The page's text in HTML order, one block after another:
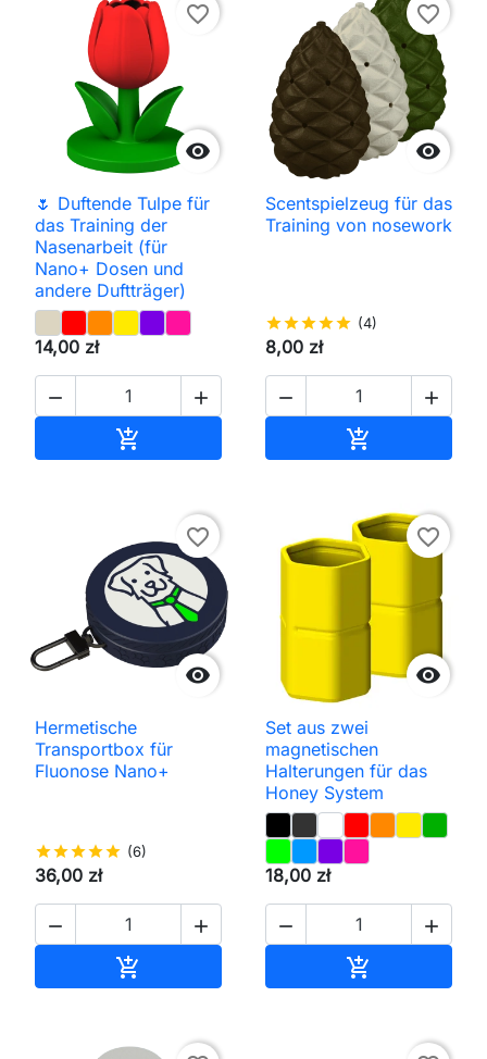

favorite_border
🌷 Duftende Tulpe für
das Training der
Nasenarbeit (für
Nano+ Dosen und
andere Duftträger)
14,00 zł
 


favorite_border
Scentspielzeug für das
Training von nosework
starstarstarstarstar (4)
8,00 zł
 


favorite_border
Hermetische
Transportbox für
Fluonose Nano+
starstarstarstarstar (6)
36,00 zł
 


favorite_border
Set aus zwei
magnetischen
Halterungen für das
Honey System
18,00 zł
 
